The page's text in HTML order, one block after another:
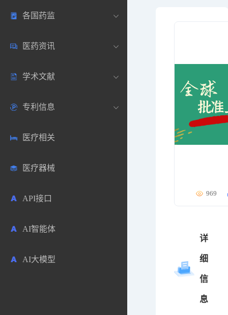
药圈资讯
邮箱登录
药典网站
药研数据库
药品说明书
药物临床
生物数据库
药品市场信息
合成化工
药物分析
毒性数据库
原辅料包材
各国药监
中国
美国
欧洲
日本
其他各国
医药资讯
医药新闻
医药论坛
药研咨询
医药科普
学术文献
学术搜索
SciHub文献
文献下载
文献管理
专利信息
各国专利局官方查询
医药专利
商业专利数据库
免费专利库
医疗相关
医疗器械
API接口
AI智能体
AI大模型
969
详
细
信
息